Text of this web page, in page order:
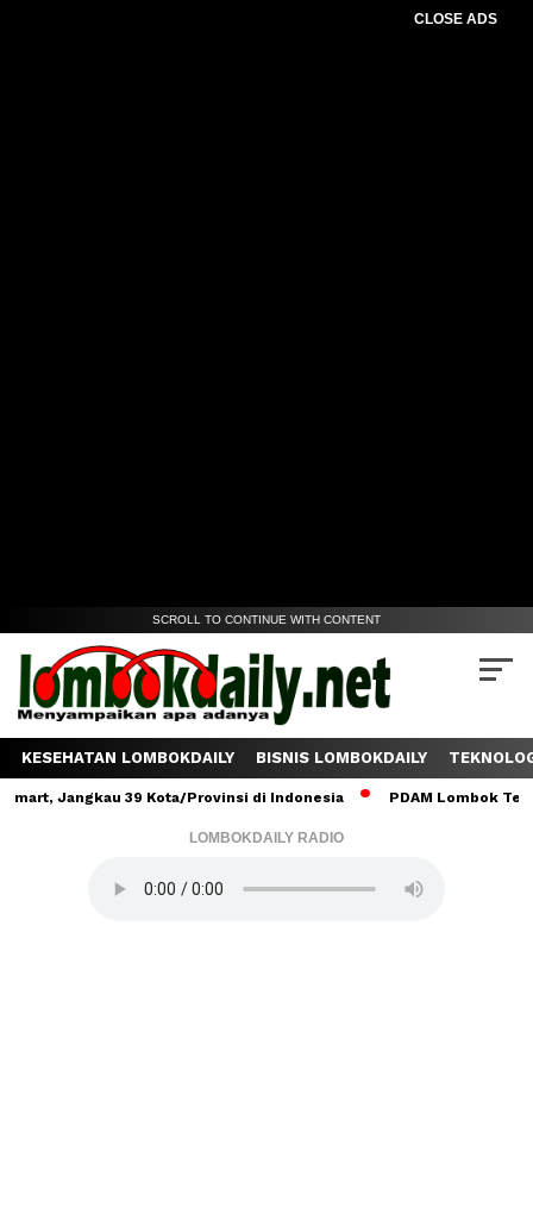
CLOSE ADS
SCROLL TO CONTINUE WITH CONTENT
KESEHATAN LOMBOKDAILY BISNIS LOMBOKDAILY
39 Kota/Provinsi di Indonesia PDAM Lombok Tengah
LOMBOKDAILY RADIO